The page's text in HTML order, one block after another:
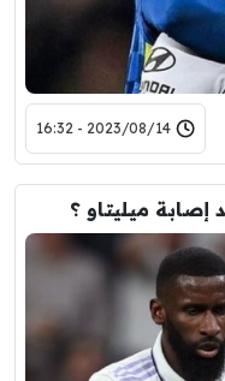
2023/08/14 - 16:32
ميليتاو ؟